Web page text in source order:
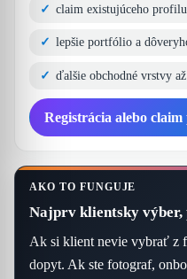
claim existujúceho
lepšie portfólio a
ďalšie obchodné vrstvy
Registrácia alebo
AKO TO FUNGUJE
Najprv klientsky
Ak si klient nevie vybrať z
dopyt. Ak ste fotograf,